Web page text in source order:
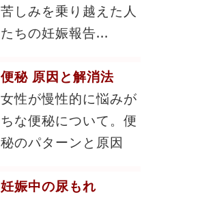
苦しみを乗り越えた人
たちの妊娠報告...
便秘 原因と解消法
女性が慢性的に悩みが
ちな便秘について。便
秘のパターンと原因
妊娠中の尿もれ